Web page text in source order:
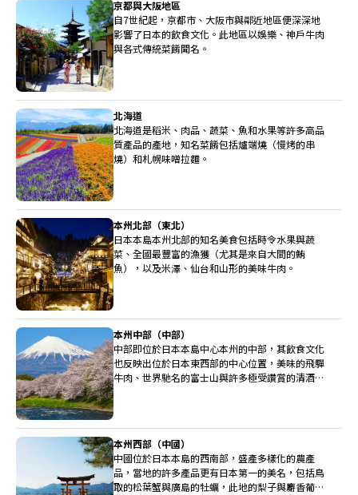
京都與大阪地區
自7世紀起，京都市、大阪市與鄰近地區便深深地
影響了日本的飲食文化。此地區以娛樂、神戶牛肉
與各式傳統菜餚聞名。
北海道
北海道是稻米、肉品、蔬菜、魚和水果等許多高品
質產品的產地，知名菜餚包括爐端燒（慢烤的串
燒）和札幌味噌拉麵。
本州北部（東北）
日本本島本州北部的知名美食包括時令水果與蔬
菜、全國最豐富的漁獲（尤其是來自大間的鮪
魚），以及米澤、仙台和山形的美味牛肉。
本州中部（中部）
中部即位於日本本島中心本州的中部，其飲食文化
也反映出位於日本東西部的中心位置，美味的飛驒
牛肉、世界馳名的富士山與許多極受讚賞的清酒釀
本州西部（中國）
中國位於日本本島的西南部，盛產多樣化的農產
品，當地的許多產品更有日本第一的美名，包括鳥
取的松葉蟹與廣島的牡蠣，此地的梨子與麝香葡萄